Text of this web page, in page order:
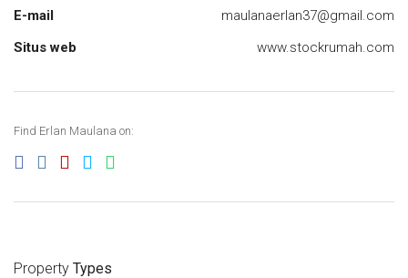
E-mail
maulanaerlan37@gmail.com
Situs web
www.stockrumah.com
Find Erlan Maulana on:
Property Types